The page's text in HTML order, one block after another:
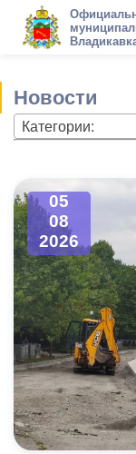
Новости
Категории:
05
08
2026